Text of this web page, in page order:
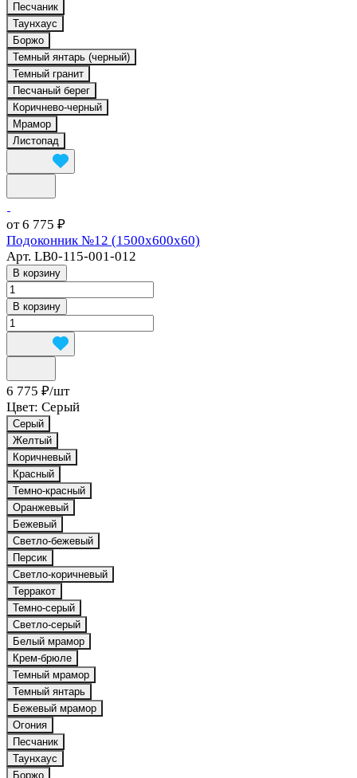
Песчаник
Таунхаус
Боржо
Темный янтарь (черный)
Темный гранит
Песчаный берег
Коричнево-черный
Мрамор
Листопад
от 6 775 ₽
Подоконник №12 (1500х600х60)
Арт. LB0-115-001-012
В корзину
В корзину
6 775 ₽/шт
Цвет: Серый
Серый
Желтый
Коричневый
Красный
Темно-красный
Оранжевый
Бежевый
Светло-бежевый
Персик
Светло-коричневый
Терракот
Темно-серый
Светло-серый
Белый мрамор
Крем-брюле
Темный мрамор
Темный янтарь
Бежевый мрамор
Огония
Песчаник
Таунхаус
Боржо